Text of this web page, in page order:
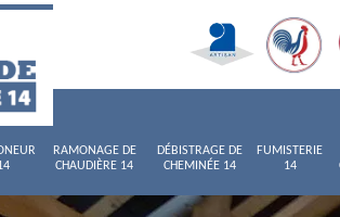
RAMONAGE DE
CHAUDIÈRE 14
DÉBISTRAGE DE
CHEMINÉE 14
FUMISTERIE
14